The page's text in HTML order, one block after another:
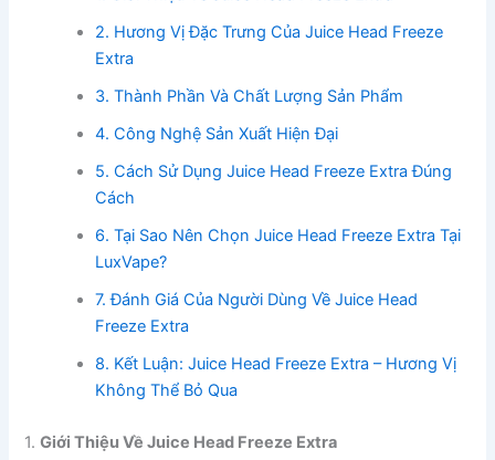
2. Hương Vị Đặc Trưng Của Juice Head Freeze
Extra
3. Thành Phần Và Chất Lượng Sản Phẩm
4. Công Nghệ Sản Xuất Hiện Đại
5. Cách Sử Dụng Juice Head Freeze Extra Đúng
Cách
6. Tại Sao Nên Chọn Juice Head Freeze Extra Tại
LuxVape?
7. Đánh Giá Của Người Dùng Về Juice Head
Freeze Extra
8. Kết Luận: Juice Head Freeze Extra – Hương Vị
Không Thể Bỏ Qua
1.Giới Thiệu Về Juice Head Freeze Extra